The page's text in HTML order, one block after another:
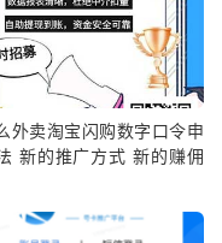
外卖淘宝闪购数字口令申
新的推广方式 新的赚佣